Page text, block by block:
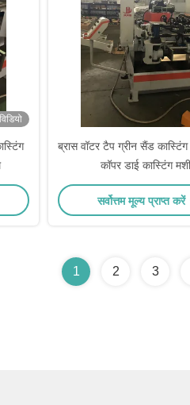
विडियो
ब्रास वॉटर टैप ग्रीन सैंड
कॉपर डाई कास्टिंग
सर्वोत्तम मूल्य प्राप्त करें
1 2 3